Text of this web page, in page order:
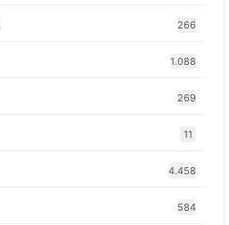
266
1.088
269
11
4.458
584